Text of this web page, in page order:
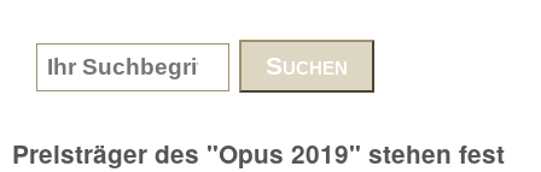
www.DieReferenz.de
Search form
Preisträger des "Opus 2019" stehen fest